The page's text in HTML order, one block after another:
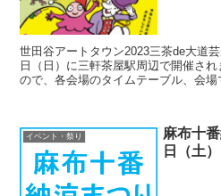
世田谷アートタウン2023三茶de大道
日（日）に三軒茶屋駅周辺で開催さ
ので、各会場のタイムテーブル、会場
イベント・祭り
麻布十
日（土